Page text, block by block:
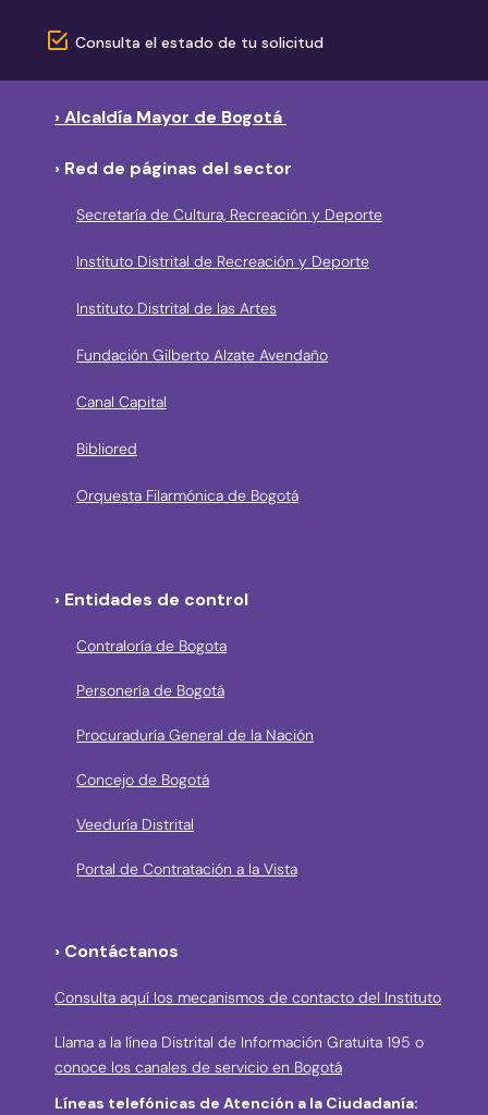
Consulta el estado de tu solicitud
› Alcaldía Mayor de Bogotá
› Red de páginas del sector
Secretaría de Cultura, Recreación y Deporte
Instituto Distrital de Recreación y Deporte
Instituto Distrital de las Artes
Fundación Gilberto Alzate Avendaño
Canal Capital
Bibliored
Orquesta Filarmónica de Bogotá
› Entidades de control
Contraloría de Bogota
Personería de Bogotá
Procuraduría General de la Nación
Concejo de Bogotá
Veeduría Distrital
Portal de Contratación a la Vista
› Contáctanos
Consulta aquí los mecanismos de contacto del Instituto
Llama a la línea Distrital de Información Gratuita 195 o
conoce los canales de servicio en Bogotá
Líneas telefónicas de Atención a la Ciudadanía: